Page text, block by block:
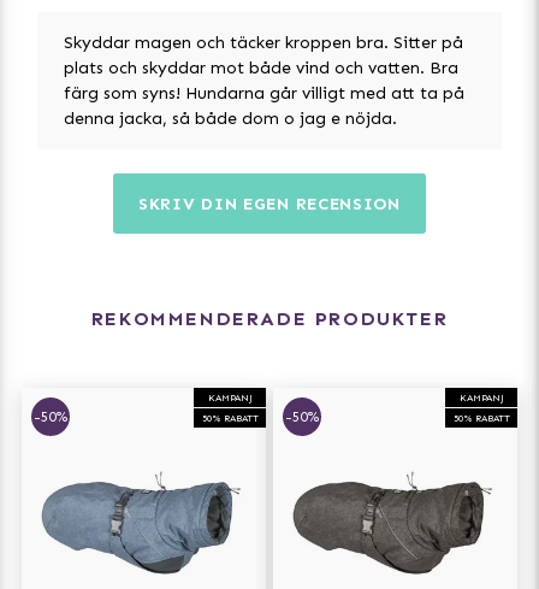
Skyddar magen och täcker kroppen bra. Sitter på
plats och skyddar mot både vind och vatten. Bra
färg som syns! Hundarna går villigt med att ta på
denna jacka, så både dom o jag e nöjda.
SKRIV DIN EGEN RECENSION
REKOMMENDERADE PRODUKTER
KAMPANJ
50% RABATT
-50%
KAMPANJ
50% RABATT
-50%